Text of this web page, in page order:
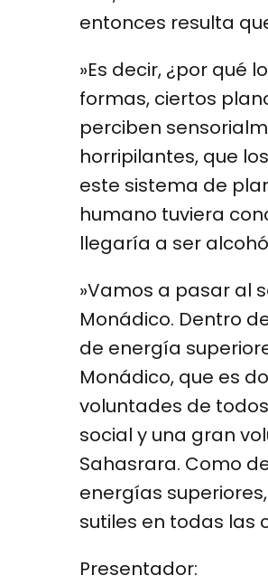
entonces resulta
»Es decir, ¿por qué
formas, ciertos
perciben
horripilantes, que
este sistema de
humano tuviera
llegaría a ser
»Vamos a pasar al
Monádico. Dentro
de energía
Monádico, que es
voluntades de
social y una gran
Sahasrara. Como
energías
sutiles en todas las
Presentador: